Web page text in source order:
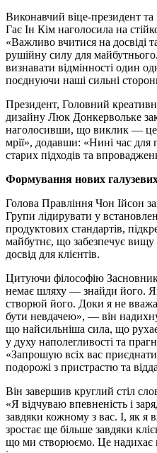
Виконавчий віце-президент
Гає Ін Кім наголосила на
«Важливо вчитися на досвіді
рушійну силу для
визнавати відмінності один
поєднуючи наші сильні
Президент, Головний
дизайну Люк Донкервольке
наголосивши, що виклик — це
мрії», додавши: «Нині час для
старих підходів та
Формування нових
Голова Правління Чон Ійсон
Групи лідирувати у
продуктових стандартів,
майбутнє, що забезпечує вищу
досвід для клієнтів.
Цитуючи філософію
немає шляху — знайди його.
створюй його. Доки я не
бути невдачею», — він
що найсильніша сила, що
у духу наполегливості та
«Запрошую всіх вас
подорожі з пристрастю та
Він завершив круглий стіл
«Я відчуваю впевненість і
завдяки кожному з вас. І, як я
зростає ще більше завдяки
що ми створюємо. Це